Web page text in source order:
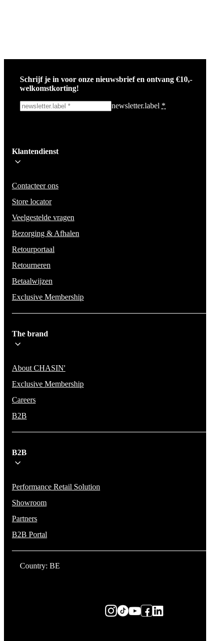
Schrijf je in voor onze nieuwsbrief en ontvang €10,-
welkomstkorting!
newsletter.label *
Wees op de hoogte voor het laatste nieuws, campagnes en acties. We
mail niet delen en geen spam verzenden.
Klantendienst
Contacteer ons
Store locator
Veelgestelde vragen
Bezorging & Afhalen
Retourportaal
Retourneren
Betaalwijzen
Exclusive Membership
The brand
About CHASIN'
Exclusive Membership
Careers
B2B
B2B
Performance Retail Solution
Showroom
Partners
B2B Portal
Country: BE